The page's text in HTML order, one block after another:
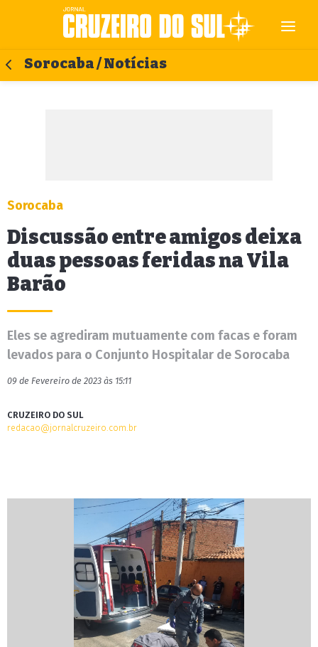
Sorocaba / Notícias
Sorocaba
Discussão entre amigos deixa
duas pessoas feridas na Vila
Barão
Eles se agrediram mutuamente com facas e foram
levados para o Conjunto Hospitalar de Sorocaba
09 de Fevereiro de 2023 às 15:11
CRUZEIRO DO SUL
redacao@jornalcruzeiro.com.br